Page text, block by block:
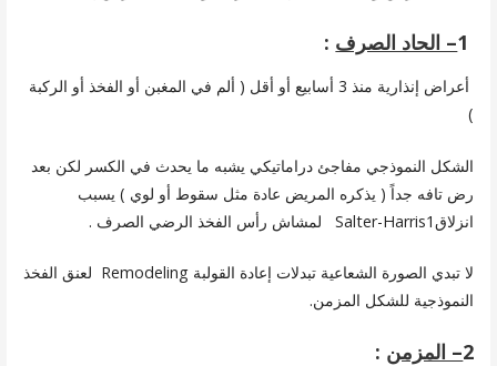
1– الحاد الصرف :
أعراض إنذارية منذ 3 أسابيع أو أقل ( ألم في المغبن أو الفخذ أو الركبة
)
الشكل النموذجي مفاجئ دراماتيكي يشبه ما يحدث في الكسر لكن بعد
رض تافه جداً ( يذكره المريض عادة مثل سقوط أو لوي ) يسبب
انزلاقSalter-Harris1 لمشاش رأس الفخذ الرضي الصرف .
لا تبدي الصورة الشعاعية تبدلات إعادة القولبة Remodeling لعنق الفخذ
النموذجية للشكل المزمن.
2– المزمن :